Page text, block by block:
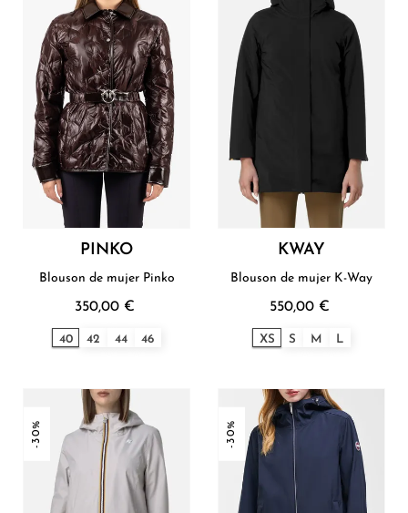
PINKO
Blouson de mujer Pinko
350,00 €
40 42 44 46
KWAY
Blouson de mujer K-Way
550,00 €
XS S M L
-30% -30%